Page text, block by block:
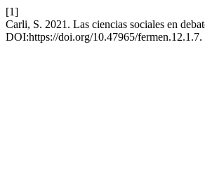
[1]
Carli, S. 2021. Las ciencias sociales en
DOI:https://doi.org/10.47965/fermen.12.1.7.